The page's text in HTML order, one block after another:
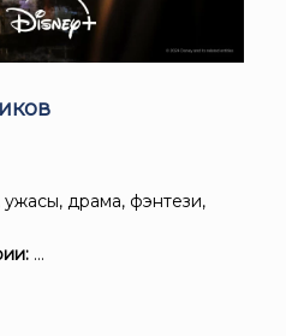
ужасы, драма, фэнтези,
...